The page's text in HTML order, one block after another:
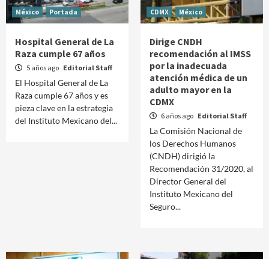
México Portada
Hospital General de La
Raza cumple 67 años
5 años ago Editorial Staff
El Hospital General de La
Raza cumple 67 años y es
pieza clave en la estrategia
del Instituto Mexicano del...
CDMX México
Dirige CNDH
recomendación al IMSS
por la inadecuada
atención médica de un
adulto mayor en la
CDMX
6 años ago Editorial Staff
La Comisión Nacional de
los Derechos Humanos
(CNDH) dirigió la
Recomendación 31/2020, al
Director General del
Instituto Mexicano del
Seguro...